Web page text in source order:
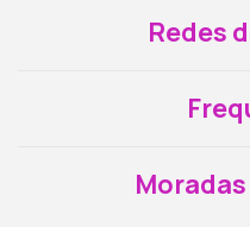
Redes